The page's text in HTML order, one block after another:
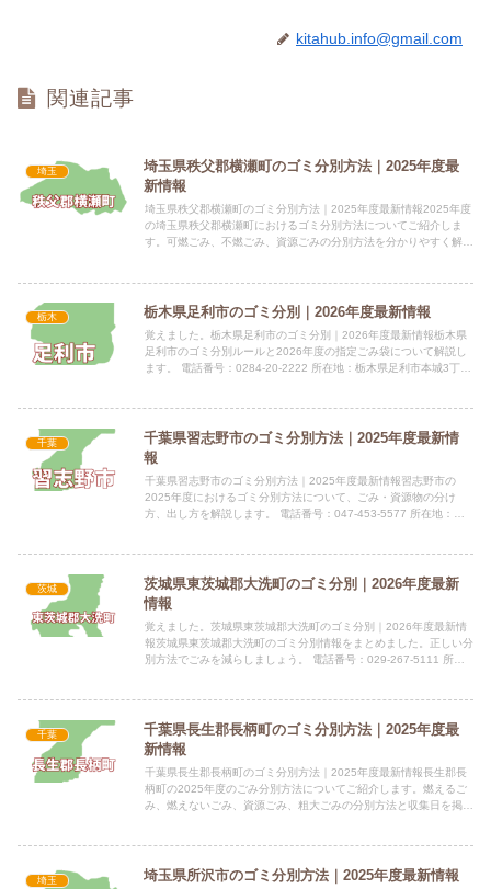
kitahub.info@gmail.com
関連記事
埼玉
埼玉県秩父郡横瀬町のゴミ分別方法｜2025年度最
新情報
埼玉県秩父郡横瀬町のゴミ分別方法｜2025年度最新情報2025年度
の埼玉県秩父郡横瀬町におけるゴミ分別方法についてご紹介しま
す。可燃ごみ、不燃ごみ、資源ごみの分別方法を分かりやすく解説
栃木 栃木県足利市のゴミ分別｜2026年度最新情報
覚えました。栃木県足利市のゴミ分別｜2026年度最新情報栃木県
足利市のゴミ分別ルールと2026年度の指定ごみ袋について解説し
ます。 電話番号：0284-20-2222 所在地：栃木県足利市本城3丁目
千葉
千葉県習志野市のゴミ分別方法｜2025年度最新情
報
千葉県習志野市のゴミ分別方法｜2025年度最新情報習志野市の
2025年度におけるゴミ分別方法について、ごみ・資源物の分け
方、出し方を解説します。 電話番号：047-453-5577 所在地：〒
茨城
茨城県東茨城郡大洗町のゴミ分別｜2026年度最新
情報
覚えました。茨城県東茨城郡大洗町のゴミ分別｜2026年度最新情
報茨城県東茨城郡大洗町のゴミ分別情報をまとめました。正しい分
別方法でごみを減らしましょう。 電話番号：029-267-5111 所在
千葉
千葉県長生郡長柄町のゴミ分別方法｜2025年度最
新情報
千葉県長生郡長柄町のゴミ分別方法｜2025年度最新情報長生郡長
柄町の2025年度のごみ分別方法についてご紹介します。燃えるご
み、燃えないごみ、資源ごみ、粗大ごみの分別方法と収集日を掲載
埼玉 埼玉県所沢市のゴミ分別方法｜2025年度最新情報